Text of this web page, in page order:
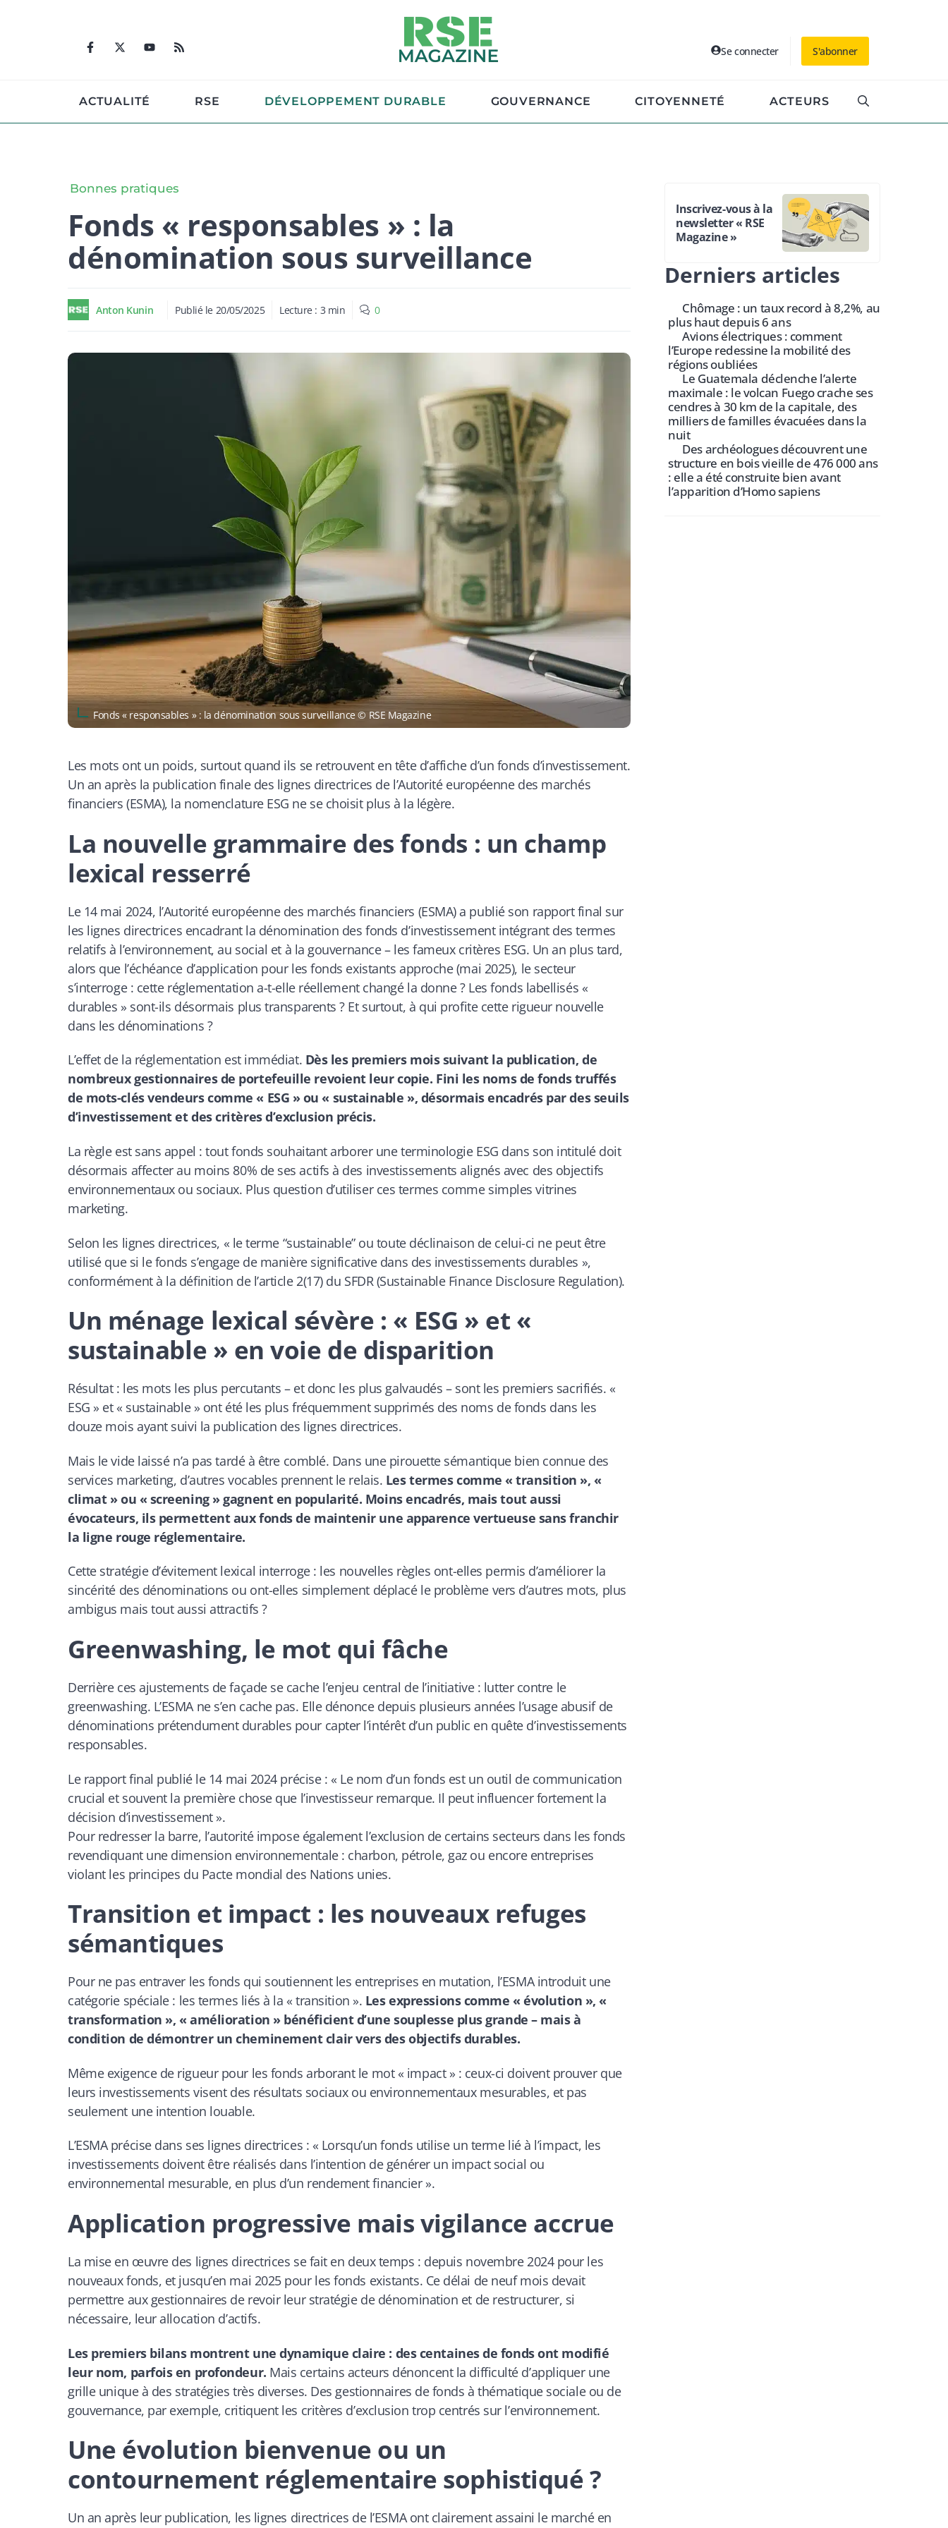
Se connecter S'abonner
ACTUALITÉ RSE DÉVELOPPEMENT DURABLE GOUVERNANCE CITOYENNETÉ ACTEURS
Bonnes pratiques
Fonds « responsables » : la
dénomination sous surveillance
Anton Kunin Publié le 20/05/2025 Lecture : 3 min 0
Fonds « responsables » : la dénomination sous surveillance © RSE Magazine
Les mots ont un poids, surtout quand ils se retrouvent en tête d’affiche d’un fonds d’investissement.
Un an après la publication finale des lignes directrices de l’Autorité européenne des marchés
financiers (ESMA), la nomenclature ESG ne se choisit plus à la légère.
La nouvelle grammaire des fonds : un champ
lexical resserré
Le 14 mai 2024, l’Autorité européenne des marchés financiers (ESMA) a publié son rapport final sur
les lignes directrices encadrant la dénomination des fonds d’investissement intégrant des termes
relatifs à l’environnement, au social et à la gouvernance – les fameux critères ESG. Un an plus tard,
alors que l’échéance d’application pour les fonds existants approche (mai 2025), le secteur
s’interroge : cette réglementation a-t-elle réellement changé la donne ? Les fonds labellisés «
durables » sont-ils désormais plus transparents ? Et surtout, à qui profite cette rigueur nouvelle
dans les dénominations ?
L’effet de la réglementation est immédiat. Dès les premiers mois suivant la publication, de
nombreux gestionnaires de portefeuille revoient leur copie. Fini les noms de fonds truffés
de mots-clés vendeurs comme « ESG » ou « sustainable », désormais encadrés par des seuils
d’investissement et des critères d’exclusion précis.
La règle est sans appel : tout fonds souhaitant arborer une terminologie ESG dans son intitulé doit
désormais affecter au moins 80% de ses actifs à des investissements alignés avec des objectifs
environnementaux ou sociaux. Plus question d’utiliser ces termes comme simples vitrines
marketing.
Selon les lignes directrices, « le terme “sustainable” ou toute déclinaison de celui-ci ne peut être
utilisé que si le fonds s’engage de manière significative dans des investissements durables »,
conformément à la définition de l’article 2(17) du SFDR (Sustainable Finance Disclosure Regulation).
Un ménage lexical sévère : « ESG » et «
sustainable » en voie de disparition
Résultat : les mots les plus percutants – et donc les plus galvaudés – sont les premiers sacrifiés. «
ESG » et « sustainable » ont été les plus fréquemment supprimés des noms de fonds dans les
douze mois ayant suivi la publication des lignes directrices.
Mais le vide laissé n’a pas tardé à être comblé. Dans une pirouette sémantique bien connue des
services marketing, d’autres vocables prennent le relais. Les termes comme « transition », «
climat » ou « screening » gagnent en popularité. Moins encadrés, mais tout aussi
évocateurs, ils permettent aux fonds de maintenir une apparence vertueuse sans franchir
la ligne rouge réglementaire.
Cette stratégie d’évitement lexical interroge : les nouvelles règles ont-elles permis d’améliorer la
sincérité des dénominations ou ont-elles simplement déplacé le problème vers d’autres mots, plus
ambigus mais tout aussi attractifs ?
Greenwashing, le mot qui fâche
Derrière ces ajustements de façade se cache l’enjeu central de l’initiative : lutter contre le
greenwashing. L’ESMA ne s’en cache pas. Elle dénonce depuis plusieurs années l’usage abusif de
dénominations prétendument durables pour capter l’intérêt d’un public en quête d’investissements
responsables.
Le rapport final publié le 14 mai 2024 précise : « Le nom d’un fonds est un outil de communication
crucial et souvent la première chose que l’investisseur remarque. Il peut influencer fortement la
décision d’investissement ».
Pour redresser la barre, l’autorité impose également l’exclusion de certains secteurs dans les fonds
revendiquant une dimension environnementale : charbon, pétrole, gaz ou encore entreprises
violant les principes du Pacte mondial des Nations unies.
Transition et impact : les nouveaux refuges
sémantiques
Pour ne pas entraver les fonds qui soutiennent les entreprises en mutation, l’ESMA introduit une
catégorie spéciale : les termes liés à la « transition ». Les expressions comme « évolution », «
transformation », « amélioration » bénéficient d’une souplesse plus grande – mais à
condition de démontrer un cheminement clair vers des objectifs durables.
Même exigence de rigueur pour les fonds arborant le mot « impact » : ceux-ci doivent prouver que
leurs investissements visent des résultats sociaux ou environnementaux mesurables, et pas
seulement une intention louable.
L’ESMA précise dans ses lignes directrices : « Lorsqu’un fonds utilise un terme lié à l’impact, les
investissements doivent être réalisés dans l’intention de générer un impact social ou
environnemental mesurable, en plus d’un rendement financier».
Application progressive mais vigilance accrue
La mise en œuvre des lignes directrices se fait en deux temps : depuis novembre 2024 pour les
nouveaux fonds, et jusqu’en mai 2025 pour les fonds existants. Ce délai de neuf mois devait
permettre aux gestionnaires de revoir leur stratégie de dénomination et de restructurer, si
nécessaire, leur allocation d’actifs.
Les premiers bilans montrent une dynamique claire : des centaines de fonds ont modifié
leur nom, parfois en profondeur. Mais certains acteurs dénoncent la difficulté d’appliquer une
grille unique à des stratégies très diverses. Des gestionnaires de fonds à thématique sociale ou de
gouvernance, par exemple, critiquent les critères d’exclusion trop centrés sur l’environnement.
Une évolution bienvenue ou un
contournement réglementaire sophistiqué ?
Un an après leur publication, les lignes directrices de l’ESMA ont clairement assaini le marché en
Inscrivez-vous à la
newsletter « RSE
Magazine »
Derniers articles
Chômage : un taux record à 8,2%, au
plus haut depuis 6 ans
Avions électriques : comment
l’Europe redessine la mobilité des
régions oubliées
Le Guatemala déclenche l’alerte
maximale : le volcan Fuego crache ses
cendres à 30 km de la capitale, des
milliers de familles évacuées dans la
nuit
Des archéologues découvrent une
structure en bois vieille de 476 000 ans
: elle a été construite bien avant
l’apparition d’Homo sapiens